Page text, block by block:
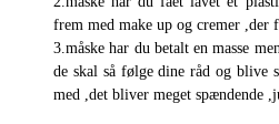
frem med make up og cremer ,der
3.måske har du betalt en masse
de skal så følge dine råd og blive
med ,det bliver meget spændende